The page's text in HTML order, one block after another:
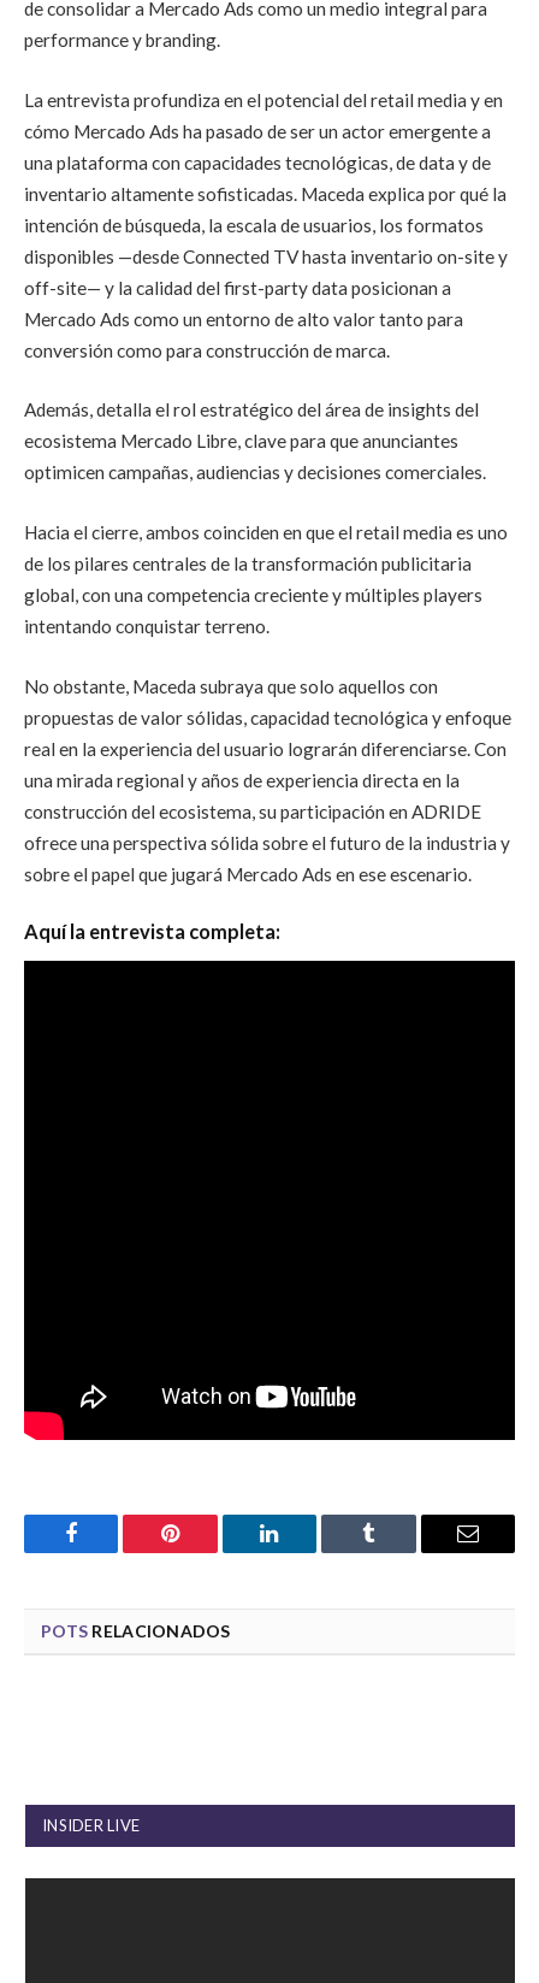
de consolidar a Mercado Ads como un medio integral para
performance y branding.
La entrevista profundiza en el potencial del retail media y en
cómo Mercado Ads ha pasado de ser un actor emergente a
una plataforma con capacidades tecnológicas, de data y de
inventario altamente sofisticadas. Maceda explica por qué la
intención de búsqueda, la escala de usuarios, los formatos
disponibles —desde Connected TV hasta inventario on-site y
off-site— y la calidad del first-party data posicionan a
Mercado Ads como un entorno de alto valor tanto para
conversión como para construcción de marca.
Además, detalla el rol estratégico del área de insights del
ecosistema Mercado Libre, clave para que anunciantes
optimicen campañas, audiencias y decisiones comerciales.
Hacia el cierre, ambos coinciden en que el retail media es uno
de los pilares centrales de la transformación publicitaria
global, con una competencia creciente y múltiples players
intentando conquistar terreno.
No obstante, Maceda subraya que solo aquellos con
propuestas de valor sólidas, capacidad tecnológica y enfoque
real en la experiencia del usuario lograrán diferenciarse. Con
una mirada regional y años de experiencia directa en la
construcción del ecosistema, su participación en ADRIDE
ofrece una perspectiva sólida sobre el futuro de la industria y
sobre el papel que jugará Mercado Ads en ese escenario.
Aquí la entrevista completa:
Facebook Pinterest LinkedIn Tumblr Email
POTS RELACIONADOS
INSIDER LIVE